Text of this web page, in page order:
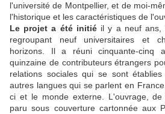
l'université de Montpellier, et de moi-
l'historique et les caractéristiques de
Le projet a été initiéil y a neuf ans,
regroupant neuf universitaires et
horizons. Il a réuni cinquante-cinq
quinzaine de contributeurs étrangers
relations sociales qui se sont
autres langues qui se parlent en
ci et le monde externe. L'ouvrage,
paru sous couverture cartonnée aux